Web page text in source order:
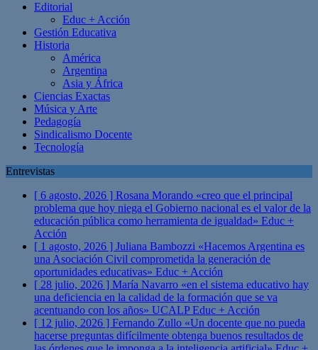
Editorial
Educ + Acción
Gestión Educativa
Historia
América
Argentina
Asia y África
Ciencias Exactas
Música y Arte
Pedagogía
Sindicalismo Docente
Tecnología
Entrevistas
[ 6 agosto, 2026 ] Rosana Morando «creo que el principal
problema que hoy niega el Gobierno nacional es el valor de la
educación pública como herramienta de igualdad» Educ +
Acción
[ 1 agosto, 2026 ] Juliana Bambozzi «Hacemos Argentina es
una Asociación Civil comprometida la generación de
oportunidades educativas» Educ + Acción
[ 28 julio, 2026 ] María Navarro «en el sistema educativo hay
una deficiencia en la calidad de la formación que se va
acentuando con los años» UCALPEduc + Acción
[ 12 julio, 2026 ] Fernando Zullo «Un docente que no pueda
hacerse preguntas difícilmente obtenga buenos resultados de